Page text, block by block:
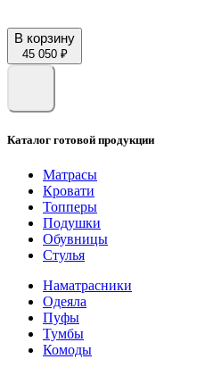
В корзину
45 050 ₽
Каталог готовой продукции
Матрасы
Кровати
Топперы
Подушки
Обувницы
Стулья
Наматрасники
Одеяла
Пуфы
Тумбы
Комоды